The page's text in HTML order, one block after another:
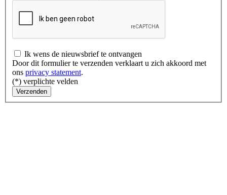
Ik wens de nieuwsbrief te ontvangen
Door dit formulier te verzenden verklaart u zich akkoord met
ons privacy statement.
(*) verplichte velden
Verzenden